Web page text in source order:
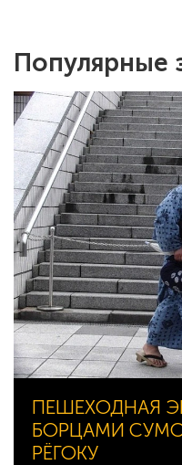
Популярные
ПЕШЕХОДНАЯ
БОРЦАМИ
РЁГОКУ